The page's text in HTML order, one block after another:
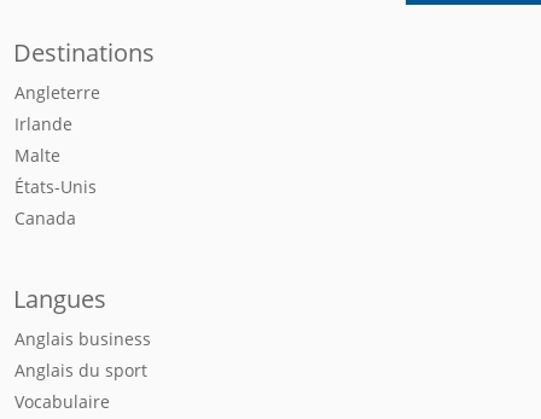
Destinations
Angleterre
Irlande
Malte
États-Unis
Canada
Langues
Anglais business
Anglais du sport
Vocabulaire